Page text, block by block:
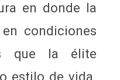
en donde la
condiciones
que la élite
estilo de vida.